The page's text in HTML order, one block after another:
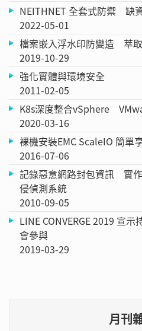
NEITHNET 全套式防禦 缺
2022-05-01
檔案嵌入浮水印防變造 萃
2019-10-29
強化實體與環境安全
2011-02-05
K8s深度整合vSphere
2020-03-16
裸機安裝EMC ScaleIO 簡單
2016-07-06
記錄惡意網路封包資訊 實
侵偵測系統
2010-09-05
LINE CONVERGE 2019 宣
會參與
2019-03-29
月刊